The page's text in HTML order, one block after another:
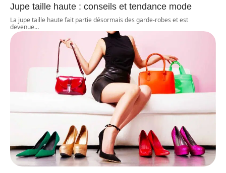
Jupe taille haute : conseils et tendance mode
La jupe taille haute fait partie désormais des garde-robes et est
devenue…